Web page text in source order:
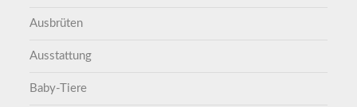
Ausbrüten
Ausstattung
Baby-Tiere